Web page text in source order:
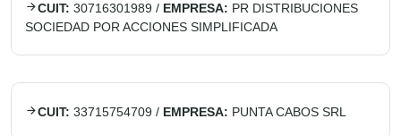
CUIT: 30716301989 / EMPRESA: PR DISTRIBUCIONES
SOCIEDAD POR ACCIONES SIMPLIFICADA
CUIT: 33715754709 / EMPRESA: PUNTA CABOS SRL